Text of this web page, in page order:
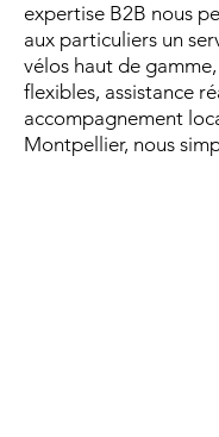
expertise B2B nous
aux particuliers un
vélos haut de
flexibles, assistance
accompagnement
Montpellier, nous